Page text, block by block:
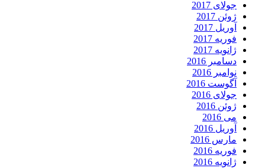
جولای 2017
ژوئن 2017
آوریل 2017
فوریه 2017
ژانویه 2017
دسامبر 2016
نوامبر 2016
آگوست 2016
جولای 2016
ژوئن 2016
می 2016
آوریل 2016
مارس 2016
فوریه 2016
ژانویه 2016